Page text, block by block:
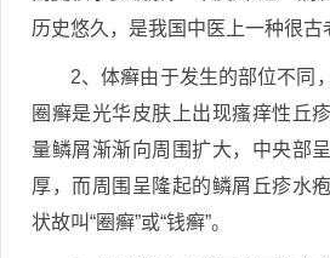
历史悠久，是我国中医上一种很古
2、体癣由于发生的部位不同
圈癣是光华皮肤上出现瘙痒性丘
量鳞屑渐渐向周围扩大，中央部
厚，而周围呈隆起的鳞屑丘疹水
状故叫“圈癣”或“钱癣”。